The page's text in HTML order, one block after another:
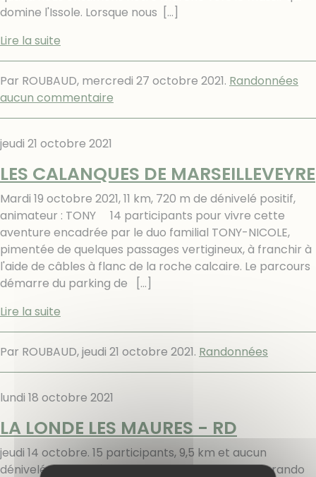
domine l'Issole. Lorsque nous
[…]
Lire la suite
Par ROUBAUD, mercredi 27 octobre 2021. Randonnées
aucun commentaire
jeudi 21 octobre 2021
LES CALANQUES DE MARSEILLEVEYRE
Mardi 19 octobre 2021, 11 km, 720 m de dénivelé positif,
animateur : TONY 14 participants pour vivre cette
aventure encadrée par le duo familial TONY-NICOLE,
pimentée de quelques passages vertigineux, à franchir à
l'aide de câbles à flanc de la roche calcaire. Le parcours
démarre du parking de
[…]
Lire la suite
Par ROUBAUD,jeudi 21 octobre 2021. Randonnées
lundi 18 octobre 2021
LA LONDE LES MAURES - RD
jeudi 14 octobre. 15 participants, 9,5 km et aucun
dénivelé. Pierre mène le groupe pour cette belle rando